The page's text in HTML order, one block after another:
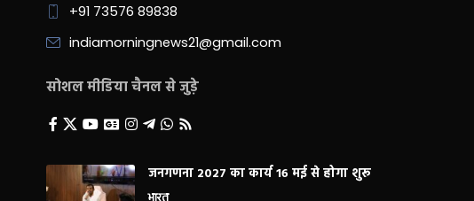
+91 73576 89838
indiamorningnews21@gmail.com
सोशल मीडिया चैनल से जुड़े
जनगणना 2027 का कार्य 16 मई से होगा शुरू